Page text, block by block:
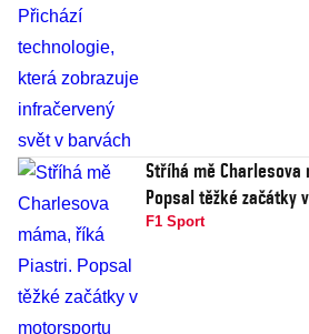
Stříhá mě
Popsal těžké začátky
F1 Sport